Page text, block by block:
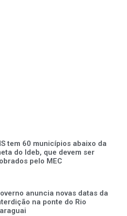
tem 60 municípios abaixo da
do Ideb, que devem ser
pelo MEC
anuncia novas datas da
na ponte do Rio